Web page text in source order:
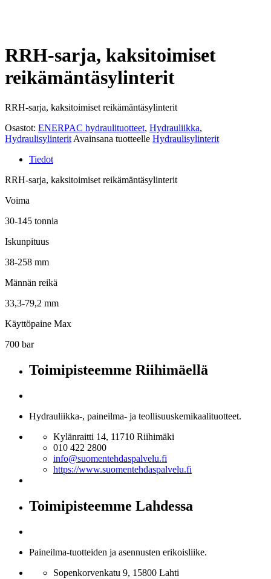
RRH-sarja, kaksitoimiset
reikämäntäsylinterit
RRH-sarja, kaksitoimiset reikämäntäsylinterit
Osastot: ENERPAC hydraulituotteet, Hydrauliikka,
Hydraulisylinterit Avainsana tuotteelle Hydraulisylinterit
Tiedot
RRH-sarja, kaksitoimiset reikämäntäsylinterit
Voima
30-145 tonnia
Iskunpituus
38-258 mm
Männän reikä
33,3-79,2 mm
Käyttöpaine Max
700 bar
Toimipisteemme Riihimäellä
Hydrauliikka-, paineilma- ja teollisuuskemikaalituotteet.
Kylänraitti 14, 11710 Riihimäki
010 422 2800
info@suomentehdaspalvelu.fi
https://www.suomentehdaspalvelu.fi
Toimipisteemme Lahdessa
Paineilma-tuotteiden ja asennusten erikoisliike.
Sopenkorvenkatu 9, 15800 Lahti